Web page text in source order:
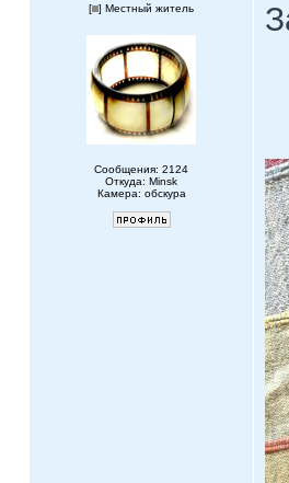
[ ] Местный житель
Сообщения: 2124
Откуда: Minsk
Камера: обскура